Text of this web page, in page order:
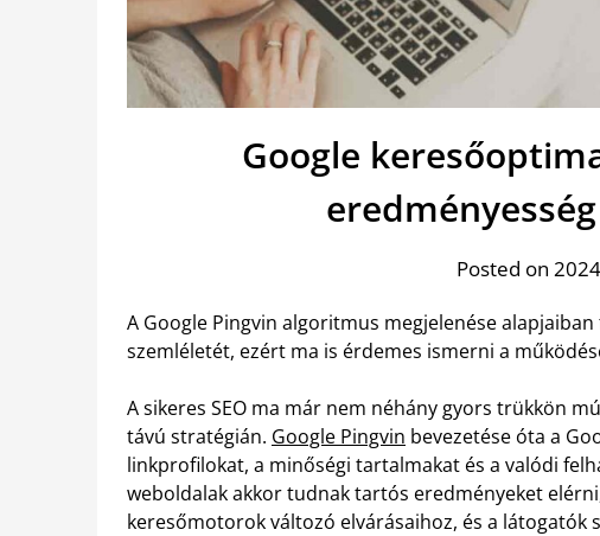
Google
Posted on
A Google Pingvin algoritmus megjelenése
szemléletét, ezért ma is érdemes ismerni a
A sikeres SEO ma már nem néhány gyors trükkön
távú stratégián. Google Pingvin bevezetése óta a
linkprofilokat, a minőségi tartalmakat és a valódi
weboldalak akkor tudnak tartós eredményeket
keresőmotorok változó elvárásaihoz, és a látogatók